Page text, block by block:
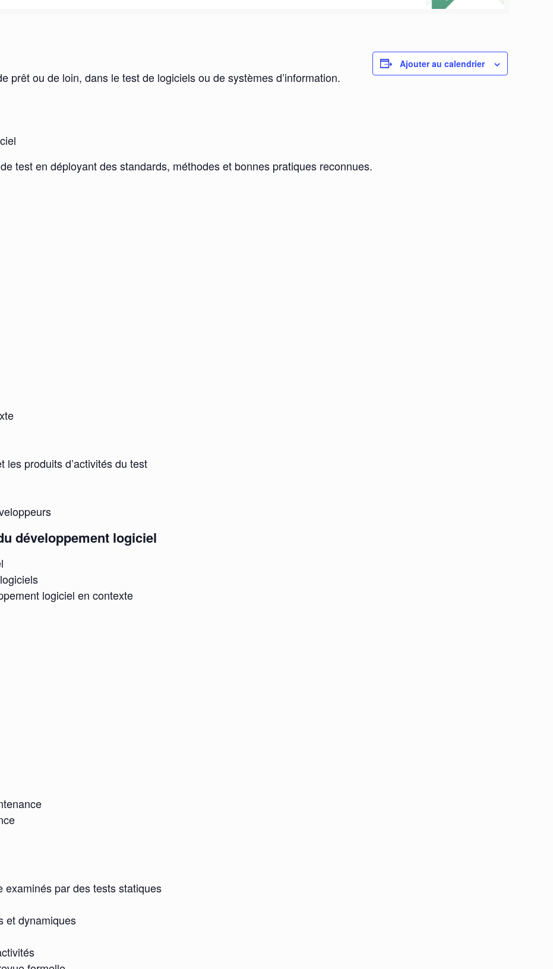
prêt ou de loin, dans le test de logiciels ou de systèmes d’information.
test en déployant des standards, méthodes et bonnes pratiques reconnues.
les produits d’activités du test
développement logiciel
logiciel en contexte
examinés par des tests statiques
et dynamiques
Ajouter au calendrier